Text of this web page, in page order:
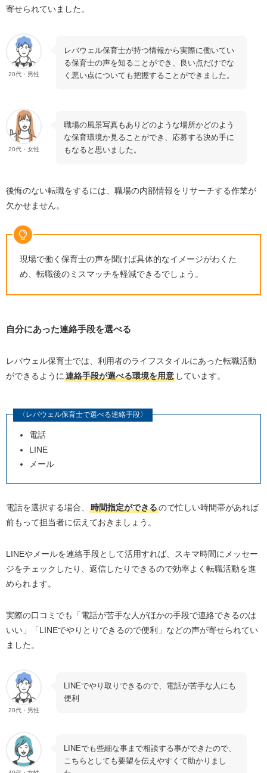
寄せられていました。
20代・男性
レバウェル保育士が持つ情報から実際に働いてい
る保育士の声を知ることができ、良い点だけでな
く悪い点についても把握することができました。
20代・女性
職場の風景写真もありどのような場所かどのよう
な保育環境か見ることができ、応募する決め手に
もなると思いました。
後悔のない転職をするには、職場の内部情報をリサーチする作業が
欠かせません。
現場で働く保育士の声を聞けば具体的なイメージがわくた
め、転職後のミスマッチを軽減できるでしょう。
自分にあった連絡手段を選べる
レバウェル保育士では、利用者のライフスタイルにあった転職活動
ができるように 連絡手段が選べる環境を用意しています。
〈レバウェル保育士で選べる連絡手段〉
電話
LINE
メール
電話を選択する場合、 時間指定ができるので忙しい時間帯があれば
前もって担当者に伝えておきましょう。
LINEやメールを連絡手段として活用すれば、スキマ時間にメッセー
ジをチェックしたり、返信したりできるので効率よく転職活動を進
められます。
実際の口コミでも「電話が苦手な人がほかの手段で連絡できるのは
いい」「LINEでやりとりできるので便利」などの声が寄せられてい
ました。
20代・男性
LINEでやり取りできるので、電話が苦手な人にも
便利
LINEでも些細な事まで相談する事ができたので、
こちらとしても要望を伝えやすくて助かりまし